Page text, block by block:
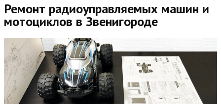
Ремонт радиоуправляемых машин и
мотоциклов в Звенигороде